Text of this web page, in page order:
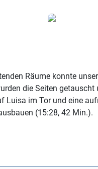
Räume konnte
die Seiten getauscht
Luisa im Tor und eine
(15:28, 42 Min.).